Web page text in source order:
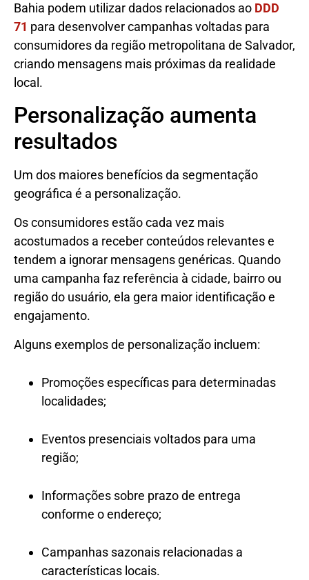
Bahia podem utilizar dados relacionados ao DDD
71 para desenvolver campanhas voltadas para
consumidores da região metropolitana de Salvador,
criando mensagens mais próximas da realidade
local.
Personalização aumenta
resultados
Um dos maiores benefícios da segmentação
geográfica é a personalização.
Os consumidores estão cada vez mais
acostumados a receber conteúdos relevantes e
tendem a ignorar mensagens genéricas. Quando
uma campanha faz referência à cidade, bairro ou
região do usuário, ela gera maior identificação e
engajamento.
Alguns exemplos de personalização incluem:
Promoções específicas para determinadas
localidades;
Eventos presenciais voltados para uma
região;
Informações sobre prazo de entrega
conforme o endereço;
Campanhas sazonais relacionadas a
características locais.